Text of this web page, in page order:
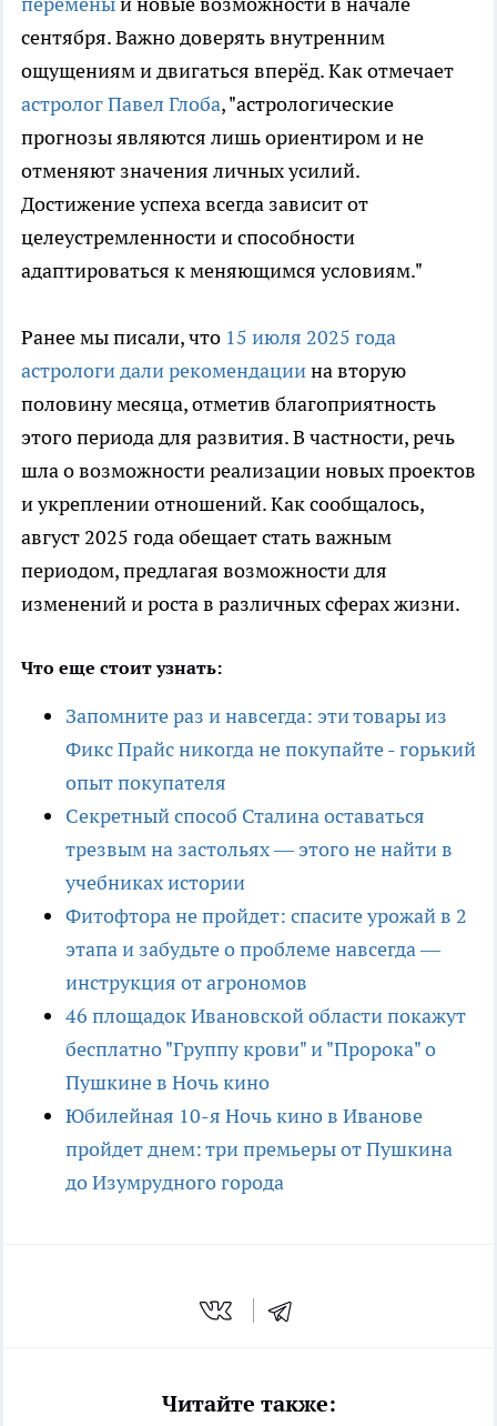
сентября. Важно доверять внутренним
ощущениям и двигаться вперёд. Как отмечает
астролог Павел Глоба, "астрологические
прогнозы являются лишь ориентиром и не
отменяют значения личных усилий.
Достижение успеха всегда зависит от
целеустремленности и способности
адаптироваться к меняющимся условиям."
Ранее мы писали, что 15 июля 2025 года
астрологи дали рекомендациина вторую
половину месяца, отметив благоприятность
этого периода для развития. В частности, речь
шла о возможности реализации новых проектов
и укреплении отношений. Как сообщалось,
август 2025 года обещает стать важным
периодом, предлагая возможности для
изменений и роста в различных сферах жизни.
Что еще стоит узнать:
Запомните раз и навсегда: эти товары из
Фикс Прайс никогда не покупайте - горький
опыт покупателя
Секретный способ Сталина оставаться
трезвым на застольях — этого не найти в
учебниках истории
Фитофтора не пройдет: спасите урожай в 2
этапа и забудьте о проблеме навсегда —
инструкция от агрономов
46 площадок Ивановской области покажут
бесплатно "Группу крови" и "Пророка" о
Пушкине в Ночь кино
Юбилейная 10-я Ночь кино в Иванове
пройдет днем: три премьеры от Пушкина
до Изумрудного города
Читайте также: